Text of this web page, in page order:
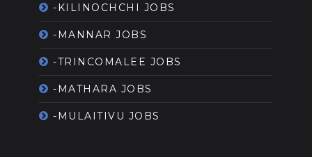
-KILINOCHCHI JOBS
-MANNAR JOBS
-TRINCOMALEE JOBS
-MATHARA JOBS
-MULAITIVU JOBS